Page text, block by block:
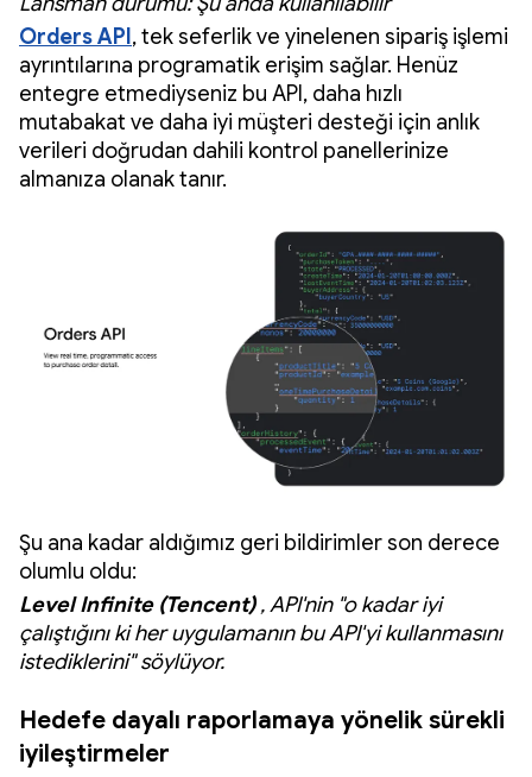
Orders API , tek seferlik ve yinelenen sipariş işlemi
ayrıntılarına programatik erişim sağlar. Henüz
entegre etmediyseniz bu API, daha hızlı
mutabakat ve daha iyi müşteri desteği için anlık
verileri doğrudan dahili kontrol panellerinize
almanıza olanak tanır.
Şu ana kadar aldığımız geri bildirimler son derece
olumlu oldu:
Level Infinite (Tencent), API'nin "o kadar iyi
çalıştığını ki her uygulamanın bu API'yi kullanmasını
istediklerini" söylüyor.
Hedefe dayalı raporlamaya yönelik sürekli
iyileştirmeler